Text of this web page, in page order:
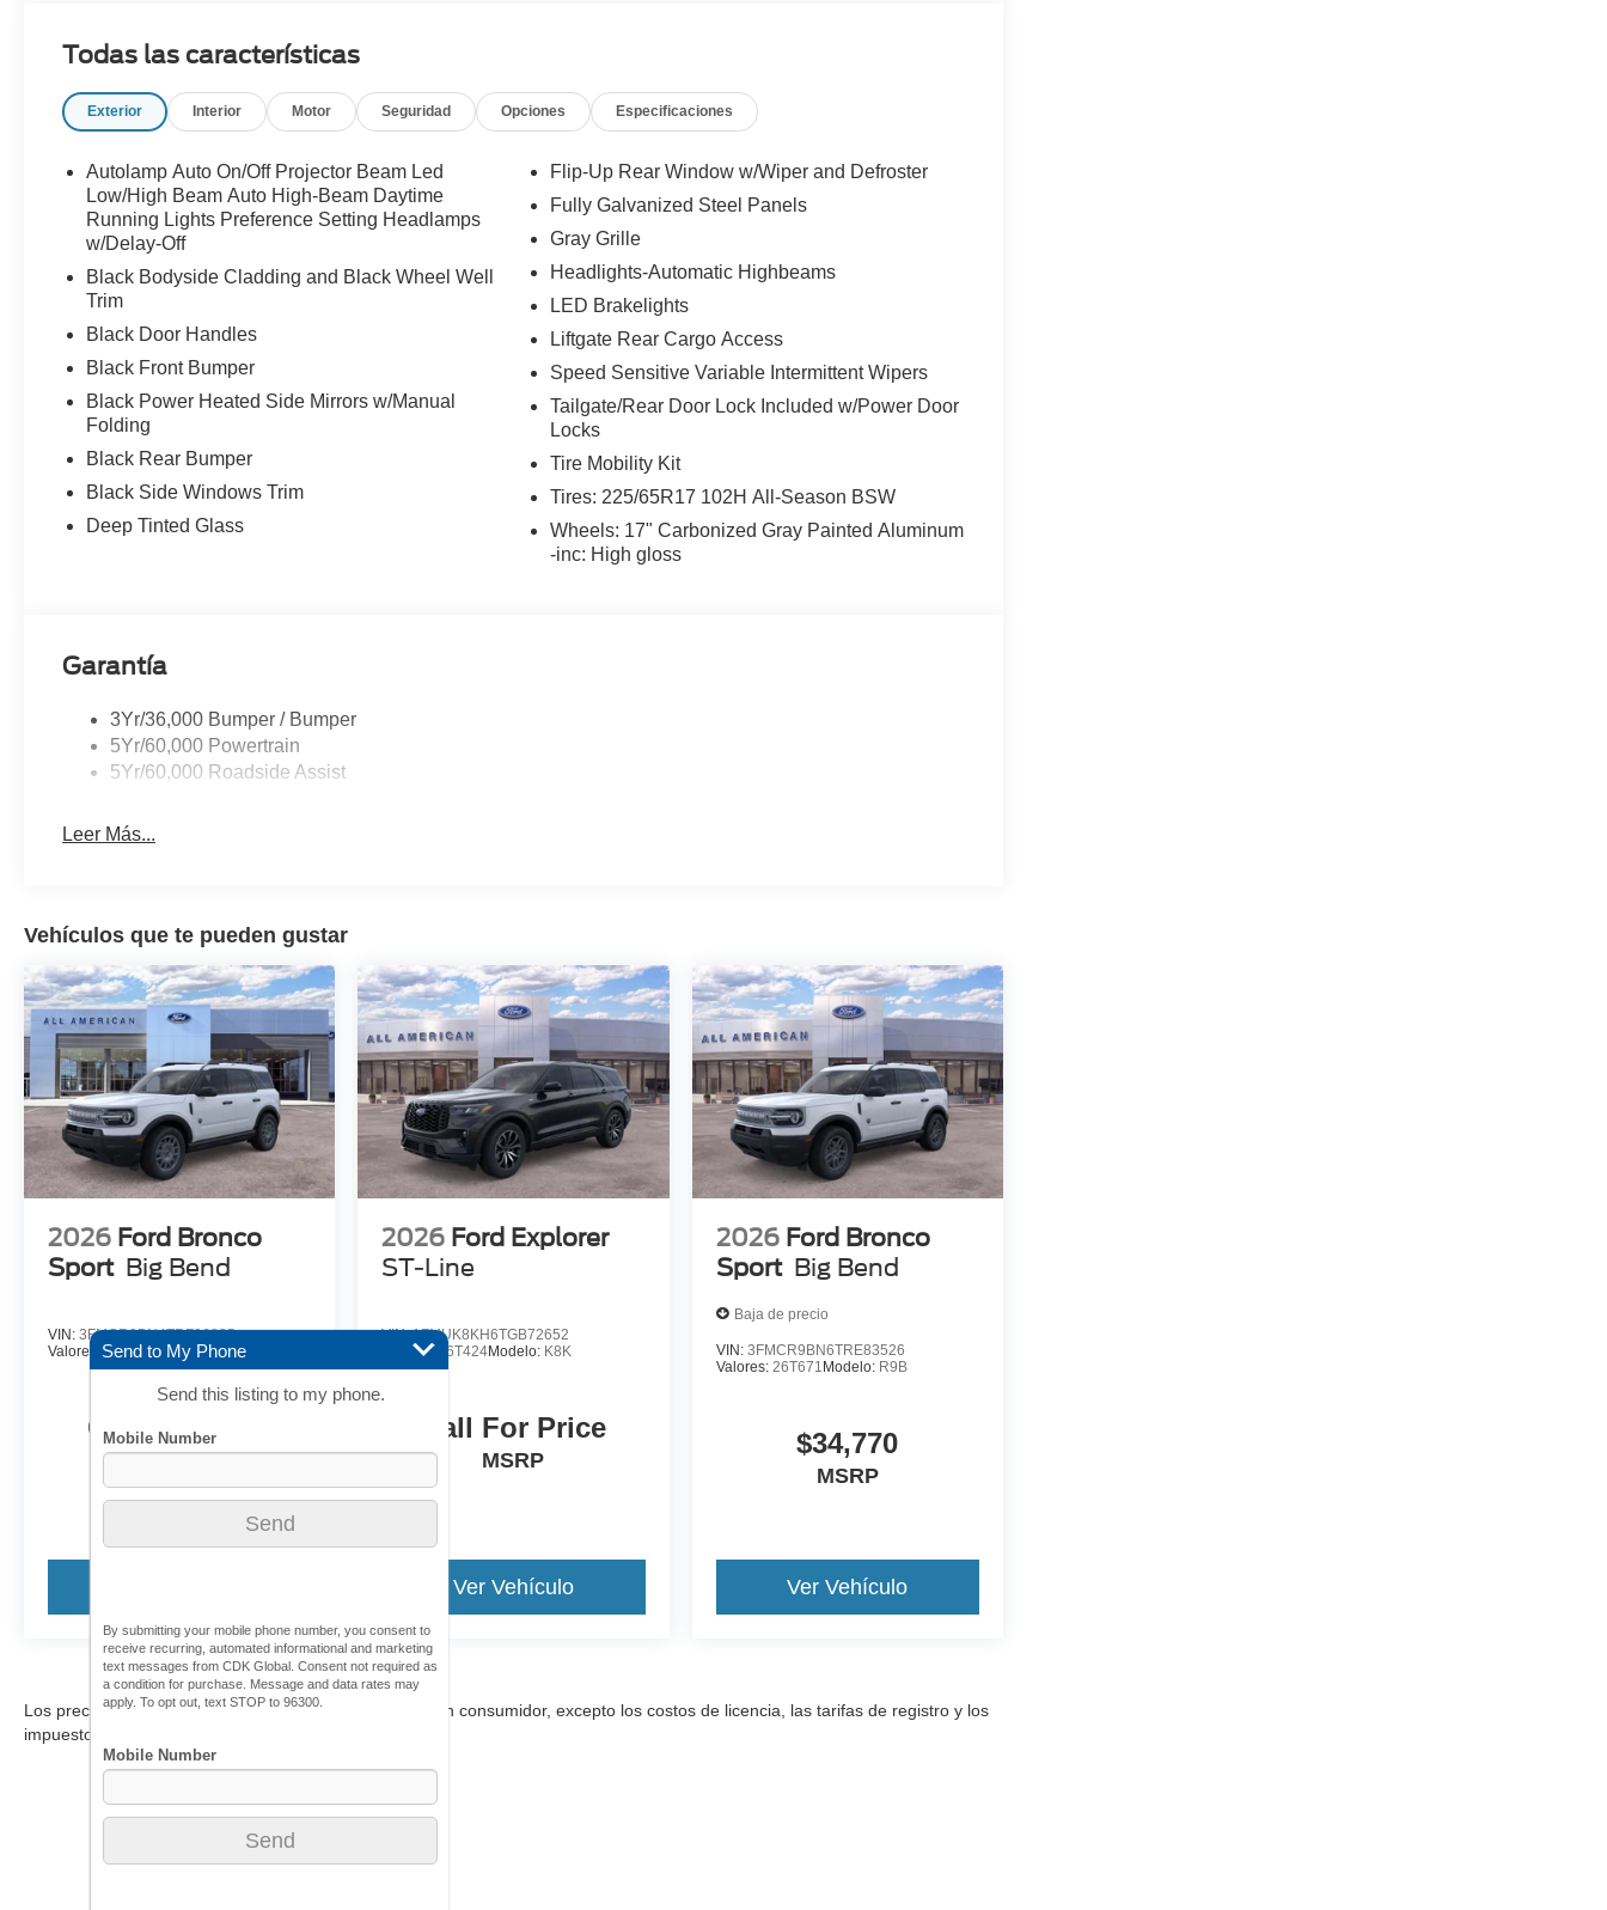
Todas las características
Exterior Interior Motor Seguridad Opciones Especificaciones
Autolamp Auto On/Off Projector Beam Led
Low/High Beam Auto High-Beam Daytime
Running Lights Preference Setting Headlamps
w/Delay-Off
Black Bodyside Cladding and Black Wheel Well
Trim
Black Door Handles
Black Front Bumper
Black Power Heated Side Mirrors w/Manual
Folding
Black Rear Bumper
Black Side Windows Trim
Deep Tinted Glass
Flip-Up Rear Window w/Wiper and Defroster
Fully Galvanized Steel Panels
Gray Grille
Headlights-Automatic Highbeams
LED Brakelights
Liftgate Rear Cargo Access
Speed Sensitive Variable Intermittent Wipers
Tailgate/Rear Door Lock Included w/Power Door
Locks
Tire Mobility Kit
Tires: 225/65R17 102H All-Season BSW
Wheels: 17" Carbonized Gray Painted Aluminum
-inc: High gloss
Garantía
3Yr/36,000 Bumper / Bumper
5Yr/60,000 Powertrain
5Yr/60,000 Roadside Assist
Leer Más...
Vehículos que te pueden gustar
2026 Ford Bronco
Sport Big Bend
VIN: 3FMCR9BN4TRF06835
Valores:26T830Modelo:R9B
Call For Price
MSRP
2026 Ford Explorer
ST-Line
VIN:1FMUK8KH6TGB72652
Valores:
26T424Modelo: K8K
Call For Price
MSRP
Ver Vehículo
2026 Ford Bronco
Sport Big Bend
Baja de precio
VIN: 3FMCR9BN6TRE83526
Valores: 26T671 Modelo: R9B
$34,770
MSRP
Ver Vehículo
Los precios incluyen todos los costos que debe pagar un consumidor, excepto los costos de licencia, las tarifas de registro y los
impuestos.
Send to My Phone
Send this listing to my phone.
By submitting your mobile phone number, you consent to
receive recurring, automated informational and marketing
text messages from CDK Global. Consent not required as
a condition for purchase. Message and data rates may
apply. To opt out, text STOP to 96300.